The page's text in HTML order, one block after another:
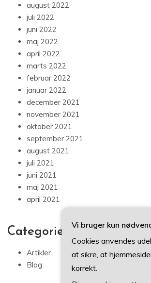
august 2022
juli 2022
juni 2022
maj 2022
april 2022
marts 2022
februar 2022
januar 2022
december 2021
november 2021
oktober 2021
september 2021
august 2021
juli 2021
juni 2021
maj 2021
april 2021
Categories
Artikler
Blog
Vi bruger kun
Cookies anvendes
at sikre, at
korrekt.